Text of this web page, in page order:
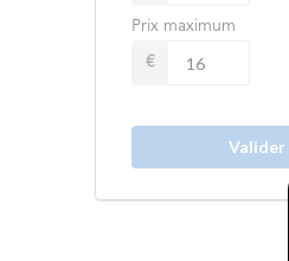
Prix maximum
€
Valider